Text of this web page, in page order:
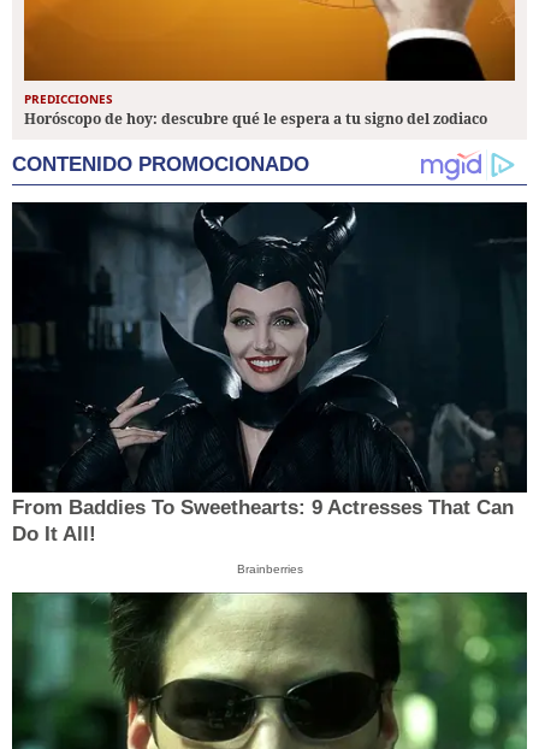
PREDICCIONES
Horóscopo de hoy: descubre qué le espera a tu signo del zodiaco
CONTENIDO PROMOCIONADO
From Baddies To Sweethearts: 9 Actresses That Can
Do It All!
Brainberries